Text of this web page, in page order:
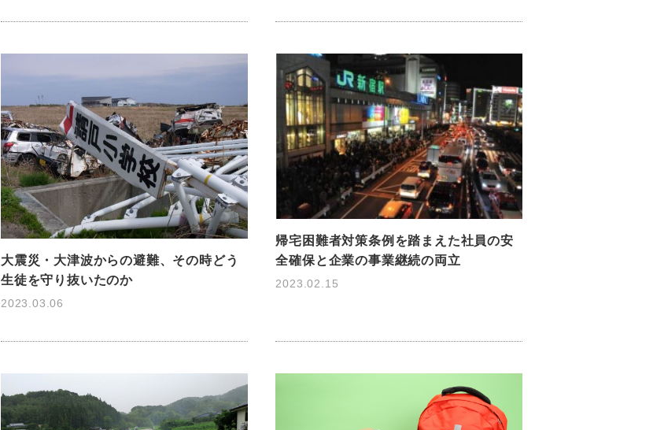
大震災・大津波からの避難、その時どう
生徒を守り抜いたのか
2023.03.06
帰宅困難者対策条例を踏まえた社員の安
全確保と企業の事業継続の両立
2023.02.15